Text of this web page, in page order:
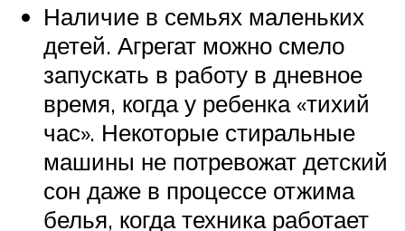
Наличие в семьях маленьких
детей. Агрегат можно смело
запускать в работу в дневное
время, когда у ребенка «тихий
час». Некоторые стиральные
машины не потревожат детский
сон даже в процессе отжима
белья, когда техника работает